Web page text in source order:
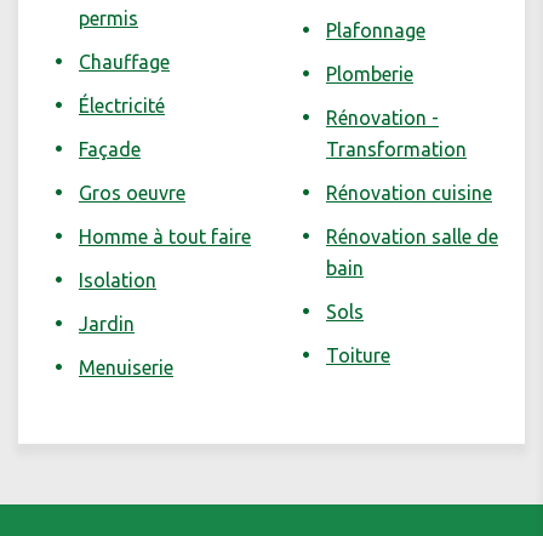
permis
Chauffage
Électricité
Façade
Gros oeuvre
Homme à tout faire
Isolation
Jardin
Menuiserie
Plafonnage
Plomberie
Rénovation -
Transformation
Rénovation cuisine
Rénovation salle de
bain
Sols
Toiture